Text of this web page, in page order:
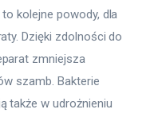
kolejne powody, dla
Dzięki zdolności do
zmniejsza
szamb. Bakterie
także w udrożnieniu